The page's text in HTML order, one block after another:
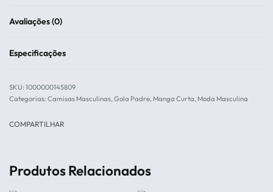
Avaliações (0)
Especificações
1000000145809
Categorias: Camisas Masculinas, Gola Padre, Manga Curta, Moda Masculina
COMPARTILHAR
Produtos Relacionados